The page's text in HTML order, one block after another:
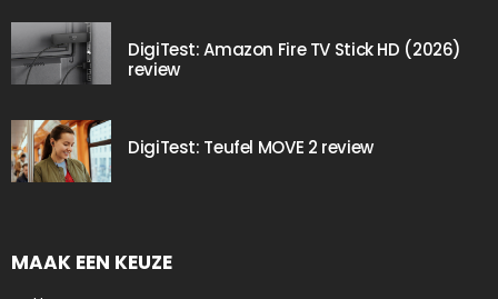
DigiTest: Amazon Fire TV Stick HD (2026)
review
DigiTest: Teufel MOVE 2 review
MAAK EEN KEUZE